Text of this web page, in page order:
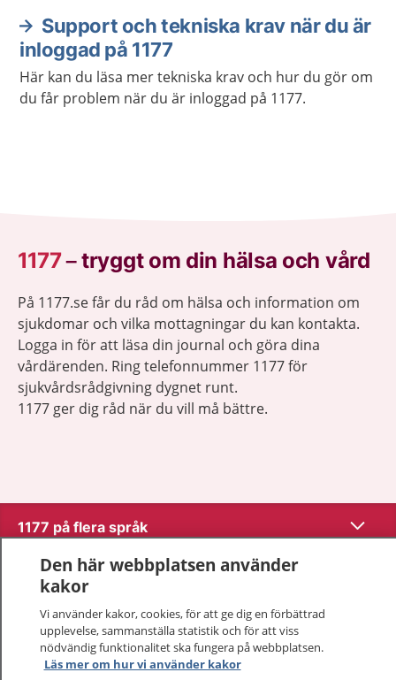
Support och tekniska krav när du är
inloggad på 1177
Här kan du läsa mer tekniska krav och hur du gör om
du får problem när du är inloggad på 1177.
1177–tryggt om din hälsa och vård
På 1177.se får du råd om hälsa och information om
sjukdomar och vilka mottagningar du kan kontakta.
Logga in för att läsa din journal och göra dina
vårdärenden. Ring telefonnummer 1177 för
sjukvårdsrådgivning dygnet runt.
1177 ger dig råd när du vill må bättre.
1177 på flera språk Visa
Om 1177
Kontakt
Den här webbplatsen använder
kakor
Vi använder kakor, cookies, för att ge dig en förbättrad
upplevelse, sammanställa statistik och för att viss
nödvändig funktionalitet ska fungera på webbplatsen.
Läs mer om hur vi använder kakor